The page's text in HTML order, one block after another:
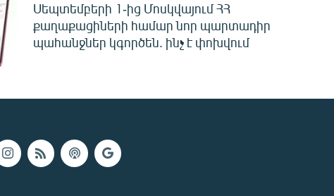
Սեպտեմբերի 1-ից Մոսկվայում ՀՀ
քաղաքացիների համար նոր պարտադիր
պահանջներ կգործեն. ինչ է փոխվում